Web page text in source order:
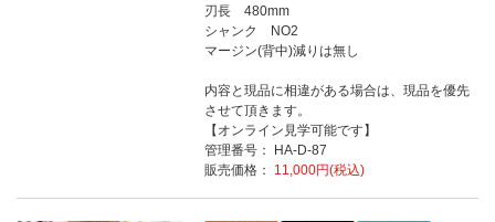
刃長 480mm
シャンク NO2
マージン(背中)減りは無し
内容と現品に相違がある場合は、現品を優先
させて頂きます。
【オンライン見学可能です】
管理番号： HA-D-87
販売価格： 11,000円(税込)